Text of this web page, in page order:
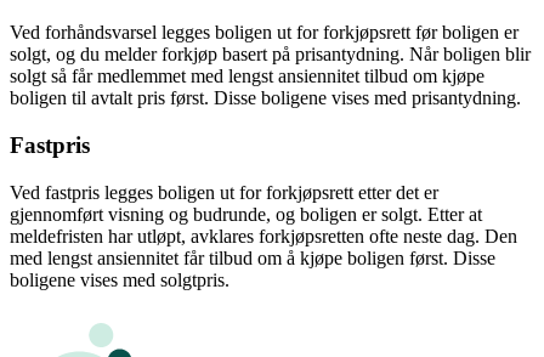
Ved forhåndsvarsel legges boligen ut for forkjøpsrett før boligen er
solgt, og du melder forkjøp basert på prisantydning. Når boligen blir
solgt så får medlemmet med lengst ansiennitet tilbud om kjøpe
boligen til avtalt pris først. Disse boligene vises med prisantydning.
Fastpris
Ved fastpris legges boligen ut for forkjøpsrett etter det er
gjennomført visning og budrunde, og boligen er solgt. Etter at
meldefristen har utløpt, avklares forkjøpsretten ofte neste dag. Den
med lengst ansiennitet får tilbud om å kjøpe boligen først. Disse
boligene vises med solgtpris.